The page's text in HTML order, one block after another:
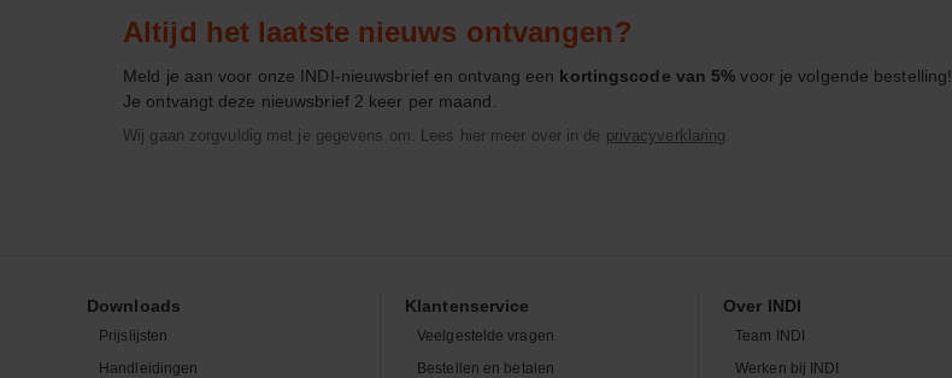
Altijd het laatste nieuws ontvangen?
Meld je aan voor onze INDI-nieuwsbrief en ontvang een kortingscode van 5% voor je volgende bestelling!
Je ontvangt deze nieuwsbrief 2 keer per maand.
Wij gaan zorgvuldig met je gegevens om. Lees hier meer over in de privacyverklaring.
Downloads
Prijslijsten
Handleidingen
Klantenservice
Veelgestelde vragen
Bestellen en betalen
Over INDI
Team INDI
Werken bij INDI